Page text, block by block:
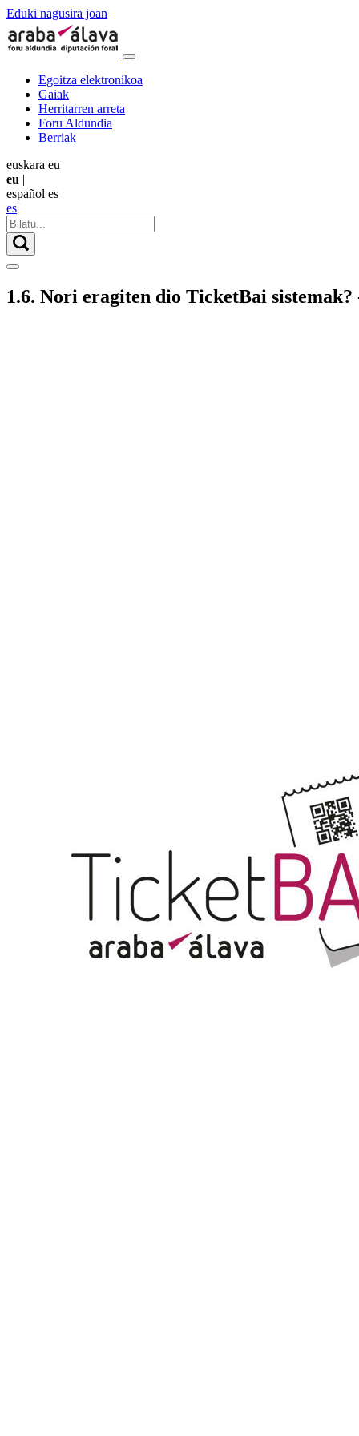
Eduki nagusira joan
Egoitza elektronikoa
Gaiak
Herritarren arreta
Foru Aldundia
Berriak
euskara eu
eu |
español es
es
1.6. Nori eragiten dio TicketBai sistemak?